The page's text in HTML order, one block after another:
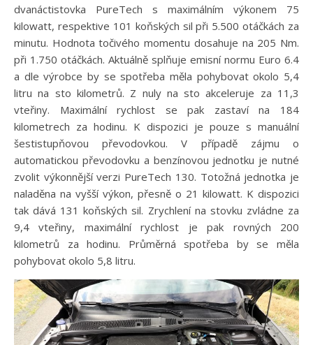
dvanáctistovka PureTech s maximálním výkonem 75
kilowatt, respektive 101 koňských sil při 5.500 otáčkách za
minutu. Hodnota točivého momentu dosahuje na 205 Nm.
při 1.750 otáčkách. Aktuálně splňuje emisní normu Euro 6.4
a dle výrobce by se spotřeba měla pohybovat okolo 5,4
litru na sto kilometrů. Z nuly na sto akceleruje za 11,3
vteřiny. Maximální rychlost se pak zastaví na 184
kilometrech za hodinu. K dispozici je pouze s manuální
šestistupňovou převodovkou. V případě zájmu o
automatickou převodovku a benzínovou jednotku je nutné
zvolit výkonnější verzi PureTech 130. Totožná jednotka je
naladěna na vyšší výkon, přesně o 21 kilowatt. K dispozici
tak dává 131 koňských sil. Zrychlení na stovku zvládne za
9,4 vteřiny, maximální rychlost je pak rovných 200
kilometrů za hodinu. Průměrná spotřeba by se měla
pohybovat okolo 5,8 litru.